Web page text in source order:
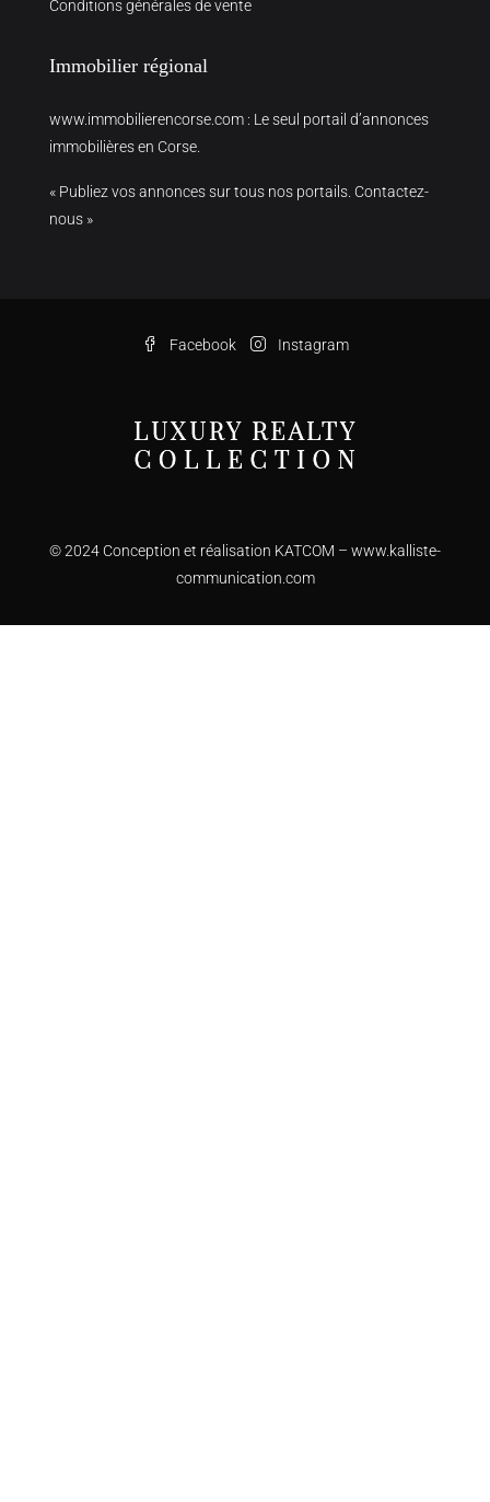
Conditions générales de vente
Immobilier régional
www.immobilierencorse.com : Le seul portail d’annonces
immobilières en Corse.
« Publiez vos annonces sur tous nos portails. Contactez-
nous »
Facebook Instagram
© 2024 Conception et réalisation KATCOM – www.kalliste-
communication.com